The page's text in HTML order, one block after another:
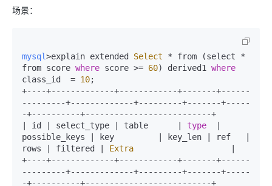
场景：
mysql>explain extended Select * from (select *
from score where score >= 60) derived1 where
class_id  = 10;
+----+-------------+------------+-------+------
---------+-------------+---------+-------+-----
-+----------+--------------------------+
| id | select_type | table      | type
possible_keys | key         | key_len | ref   |
rows | filtered | Extra
+----+-------------+------------+-------+------
---------+-------------+---------+-------+-----
-+----------+--------------------------+